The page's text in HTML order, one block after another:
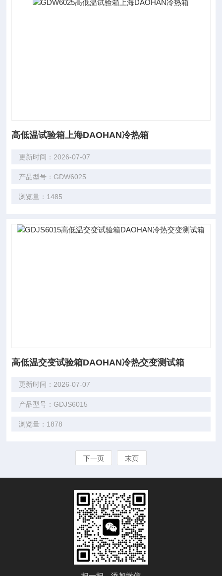
高低温试验箱上海DAOHAN冷热箱
更新时间：2026-07-07
产品型号：GDW6025
浏览量：1485
高低温交变试验箱DAOHAN冷热交变测试箱
更新时间：2026-07-07
产品型号：GDJS6015
浏览量：1878
下一页 末页